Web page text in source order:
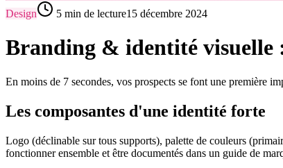
Design
5 min de lecture15 décembre 2024
Branding & identité visuelle
En moins de 7 secondes, vos prospects se font une première
Les composantes d'une identité forte
Logo (déclinable sur tous supports), palette de couleurs
fonctionner ensemble et être documentés dans un guide de